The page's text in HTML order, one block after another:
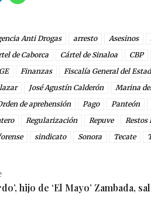
Anti Drogas arresto Asesinos
de Caborca Cártel de Sinaloa CBP
Finanzas Fiscalía General del
José Agustín Calderón Marina
de aprehensión Pago Panteón
Regularización Repuve Restos
sindicato Sonora Tecate
hijo de ‘El Mayo’ Zambada,